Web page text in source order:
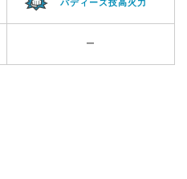
バディーズ技高火力
ー